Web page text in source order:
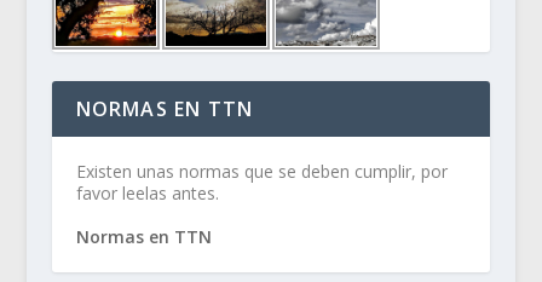
NORMAS EN TTN
Existen unas normas que se deben cumplir, por
favor leelas antes.
Normas en TTN